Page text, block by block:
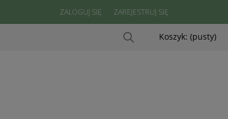
ZAREJESTRUJ SIĘ
ZALOGUJ SIĘ
Koszyk: (pusty)